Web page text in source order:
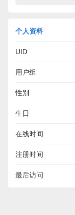
个人资料
UID
用户组
性别
生日
在线时间
注册时间
最后访问